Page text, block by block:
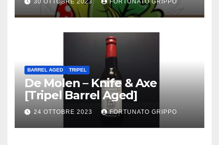
30 OTTOBRE 2023 FORTUNATO GRIPPO
BARREL AGED TRIPEL
De Molen – Knife & Axe
[Tripel Barrel Aged]
24 OTTOBRE 2023 FORTUNATO GRIPPO